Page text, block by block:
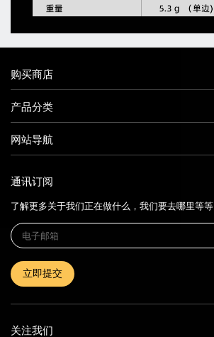
购买商店
产品分类
网站导航
通讯订阅
了解更多关于我们正在做什么，我们要去哪里等等
立即提交
关注我们